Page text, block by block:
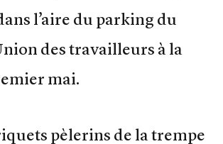
l’aire du parking du
des travailleurs à la
mai.
pèlerins de la trempe